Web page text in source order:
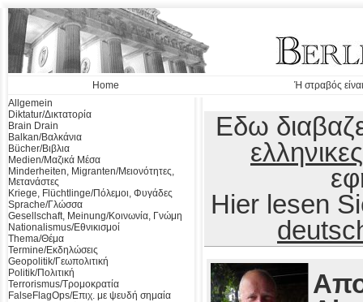
Home
Ή στραβός
Allgemein
Diktatur/Δικτατορία
Brain Drain
Balkan/Βαλκάνια
Bücher/Βιβλια
Medien/Μαζικά Μέσα
Minderheiten, Migranten/Μειονότητες,
Μετανάστες
Kriege, Flüchtlinge/Πόλεμοι, Φυγάδες
Sprache/Γλώσσα
Gesellschaft, Meinung/Κοινωνία, Γνώμη
Nationalismus/Εθνικισμοί
Thema/Θέμα
Termine/Εκδηλώσεις
Geopolitik/Γεωπολιτική
Politik/Πολιτική
Terrorismus/Τρομοκρατία
FalseFlagOps/Επιχ. με ψευδή σημαία
Εδω
ελληνικες
Hier lesen